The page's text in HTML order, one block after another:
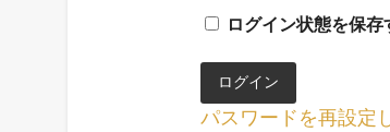
ログイン状態を保存
パスワードを再設定